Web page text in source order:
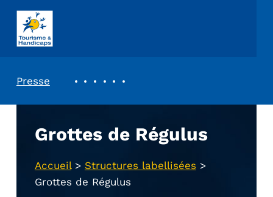
ASSOCIATION TOURISME ET HANDICAPS
Presse
Grottes de Régulus
Accueil> Structures labellisées >
Grottes de Régulus